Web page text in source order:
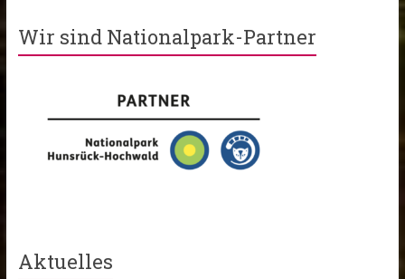
Wir sind Nationalpark-Partner
Aktuelles